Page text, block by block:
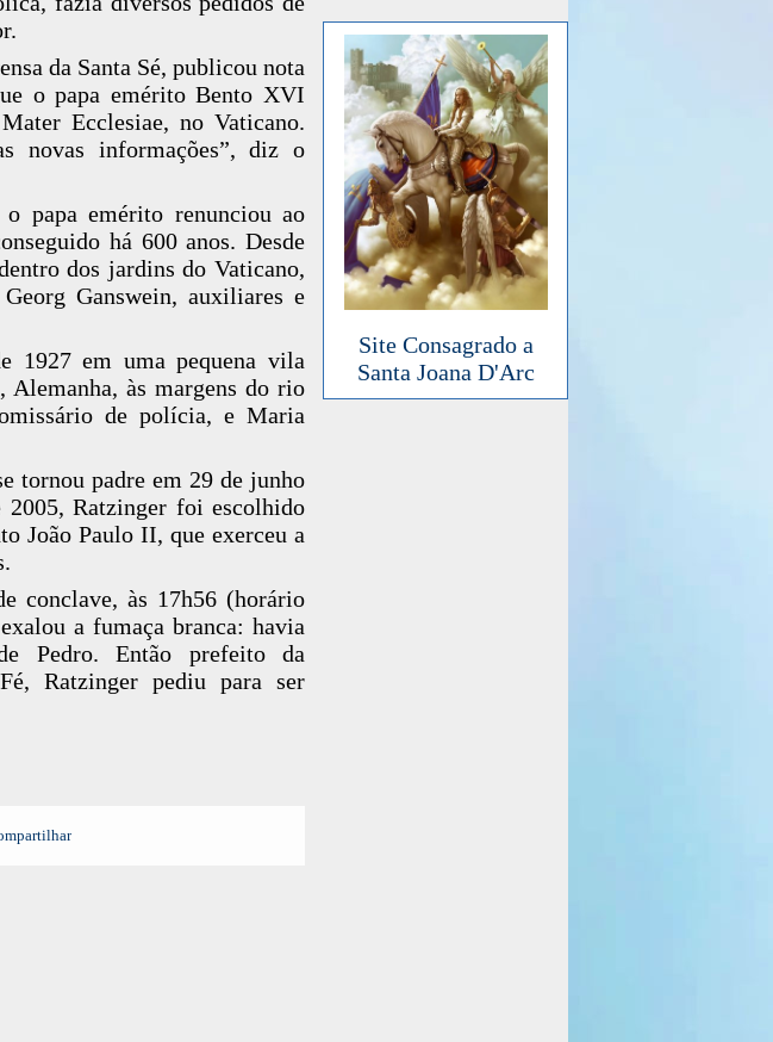
da Santa Sé, publicou nota
o papa emérito Bento XVI
Ecclesiae, no Vaticano.
novas informações”, diz o
papa emérito renunciou ao
há 600 anos. Desde
dos jardins do Vaticano,
Ganswein, auxiliares e
1927 em uma pequena vila
às margens do rio
de polícia, e Maria
tornou padre em 29 de junho
Ratzinger foi escolhido
João Paulo II, que exerceu a
conclave, às 17h56 (horário
a fumaça branca: havia
Pedro. Então prefeito da
Ratzinger pediu para ser
Site Consagrado a
Santa Joana D'Arc